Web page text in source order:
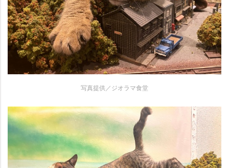
写真提供／ジオラマ食堂